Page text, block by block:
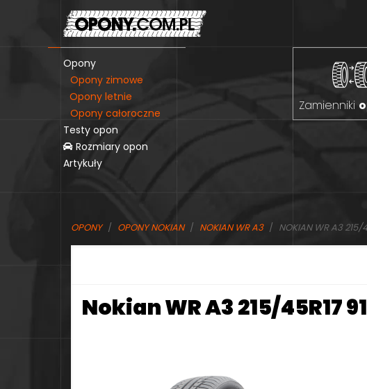
Opony
Opony zimowe
Opony letnie
Opony całoroczne
Testy opon
Rozmiary opon
Artykuły
Zamienniki
OPONY OPONY NOKIAN NOKIAN WR A3 NOKIAN WR A3 215/
Nokian WR A3 215/45R17